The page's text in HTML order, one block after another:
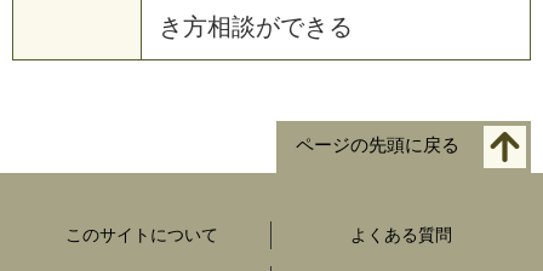
き方相談ができる
ページの先頭に戻る
このサイトについて よくある質問